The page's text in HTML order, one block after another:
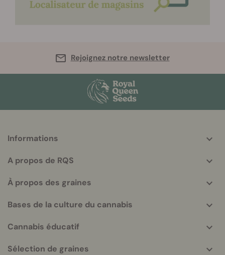
Rejoignez notre newsletter
info
Informations
A propos de RQS
À propos des graines
Bases de la culture du cannabis
Cannabis éducatif
Sélection de graines